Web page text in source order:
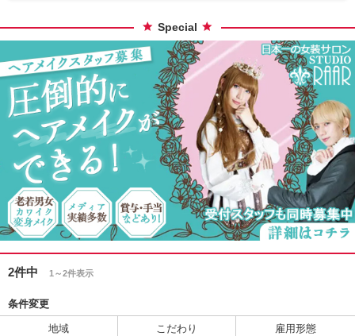
Special
2件中 1～2件表示
条件変更
地域 こだわり 雇用形態